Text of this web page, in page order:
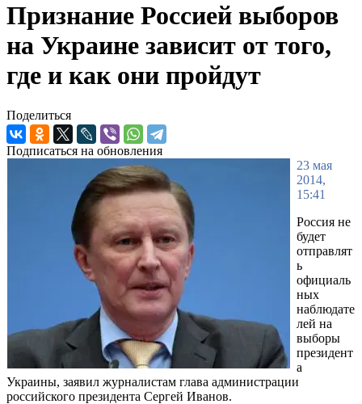
Признание Россией выборов
на Украине зависит от того,
где и как они пройдут
Поделиться
Подписаться на обновления
23 мая
2014,
15:41
Россия не
будет
отправлят
ь
официаль
ных
наблюдате
лей на
выборы
президент
а
Украины, заявил журналистам глава администрации
российского президента Сергей Иванов.